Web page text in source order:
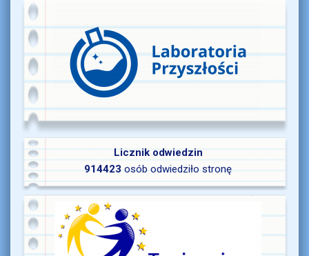
Licznik odwiedzin
914423 osób odwiedziło stronę